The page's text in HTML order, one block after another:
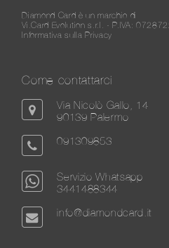
Diamond Card è un marchio di
Vi.Card Evolution s.r.l. - P.IVA:
Informativa sulla Privacy
Come contattarci
Via Nicolò Gallo, 14
90139 Palermo
091309853
Servizio Whatsapp
3441488344
info@diamondcard.it